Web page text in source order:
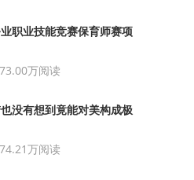
职业技能竞赛保育师赛项
万阅读
没有想到竟能对美构成极
万阅读